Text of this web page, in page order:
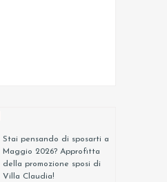
Stai pensando di sposarti a
Maggio 2026? Approfitta
della promozione sposi di
Villa Claudia!